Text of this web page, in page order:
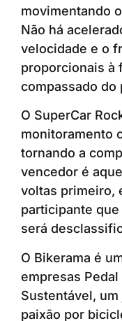
movimentando
Não há
velocidade e o
proporcionais à
compassado do
O SuperCar
monitoramento
tornando a
vencedor é
voltas primeiro,
participante
será
O Bikerama é
empresas
Sustentável,
paixão por